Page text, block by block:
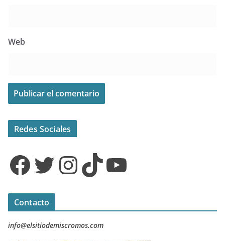
Web
Redes Sociales
Facebook Twitter InstagramTikTok YouTube
Contacto
info@elsitiodemiscromos.com